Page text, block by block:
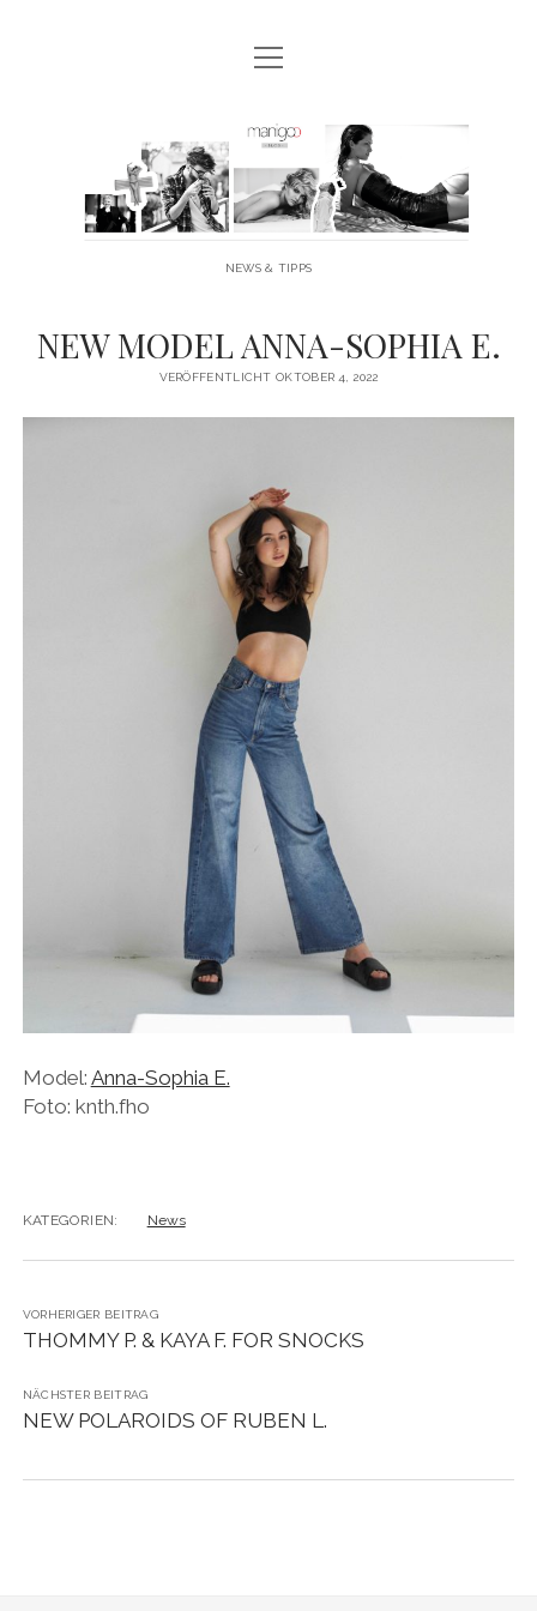
MANIGOO BLOG
MANIGOO MODELS
IMPRESSUM & DATENSCHUTZ
Menü
öffnen
Manigoo
NEWS & TIPPS
NEW MODEL ANNA-SOPHIA E.
VERÖFFENTLICHT OKTOBER 4, 2022
Model: Anna-Sophia E.
Foto: knth.fho
KATEGORIEN: News
VORHERIGER BEITRAG
THOMMY P. & KAYA F. FOR SNOCKS
NÄCHSTER BEITRAG
NEW POLAROIDS OF RUBEN L.